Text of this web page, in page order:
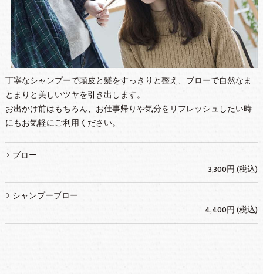
丁寧なシャンプーで頭皮と髪をすっきりと整え、ブローで自然なま
とまりと美しいツヤを引き出します。
お出かけ前はもちろん、お仕事帰りや気分をリフレッシュしたい時
にもお気軽にご利用ください。
ブロー
3,300円 (税込)
シャンプーブロー
4,400円 (税込)